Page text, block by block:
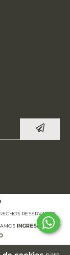
RESERVADOS.
INGRESÁ ACÁ.